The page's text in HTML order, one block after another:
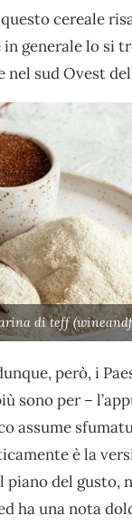
cereale
in generale lo si
sud Ovest
di teff
però, i
sono per –
assume
è la
piano del gusto,
ha una nota